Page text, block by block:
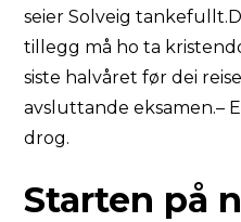
seier Solveig
tillegg må ho ta
siste halvåret før dei
avsluttande eksamen.–
drog.
Starten på